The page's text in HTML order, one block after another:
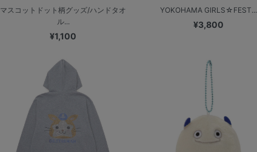
マスコットドット柄グッズ/ハンドタオ
ル...
¥1,100
YOKOHAMA GIRLS☆FEST...
¥3,800